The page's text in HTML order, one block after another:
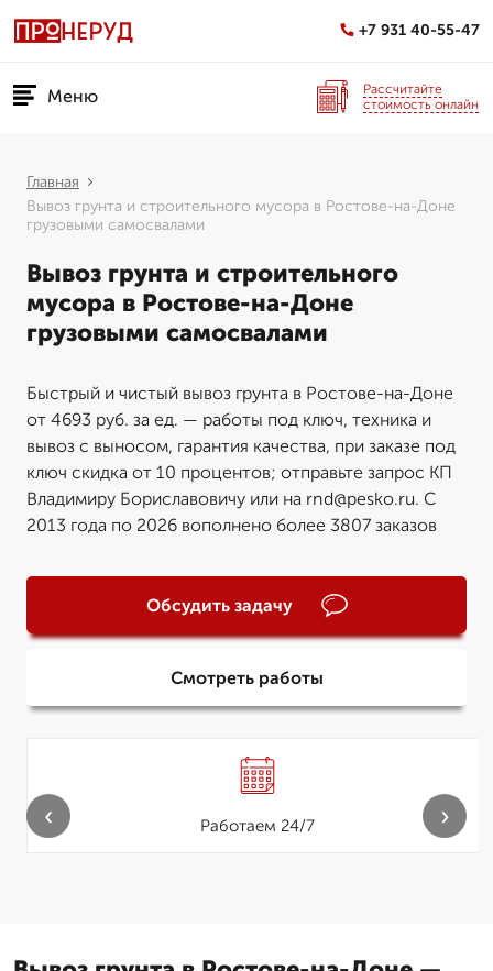
+7 931 40-55-47
Меню
Рассчитайте
стоимость онлайн
Главная
Вывоз грунта и строительного мусора в Ростове-на-Доне
грузовыми самосвалами
Вывоз грунта и строительного
мусора в Ростове-на-Доне
грузовыми самосвалами
Быстрый и чистый вывоз грунта в Ростове-на-Доне
от 4693 руб. за ед. — работы под ключ, техника и
вывоз с выносом, гарантия качества, при заказе под
ключ скидка от 10 процентов; отправьте запрос КП
Владимиру Бориславовичу или на rnd@pesko.ru. С
2013 года по 2026 вополнено более 3807 заказов
Обсудить задачу
Смотреть работы
Работаем 24/7
‹ ›